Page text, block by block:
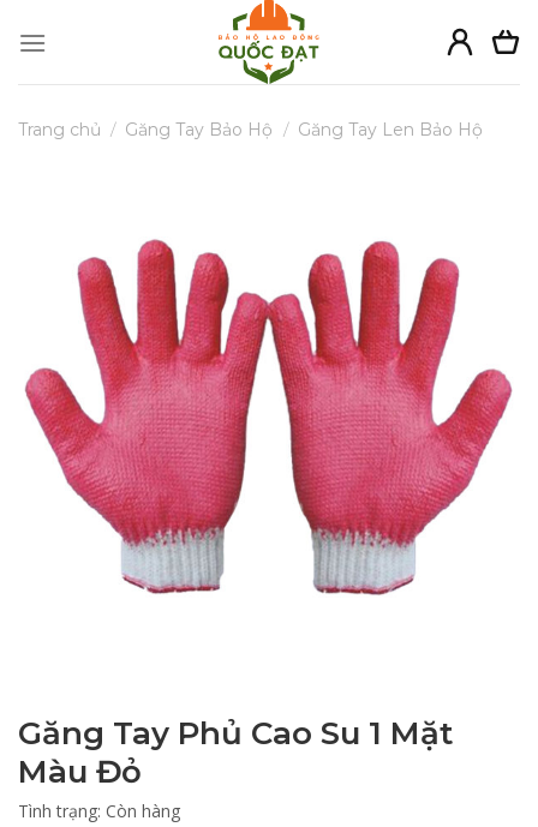
Trang chủ / Găng Tay Bảo Hộ / Găng Tay Len Bảo Hộ
Găng Tay Phủ Cao Su 1 Mặt
Màu Đỏ
Tình trạng: Còn hàng